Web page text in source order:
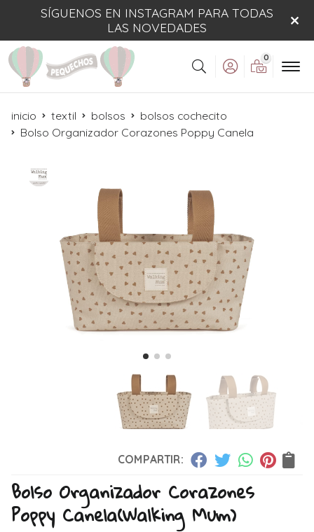
SÍGUENOS EN INSTAGRAM PARA TODAS
LAS NOVEDADES
Buscar
0
inicio textil bolsos
bolsos cochecito
Bolso Organizador Corazones Poppy Canela
COMPARTIR:
Bolso Organizador Corazones
Poppy Canela(Walking Mum)